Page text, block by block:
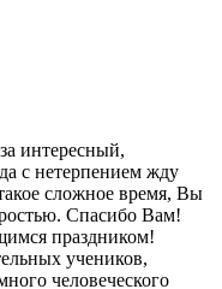
интересный,
с нетерпением жду
сложное время, Вы
Спасибо Вам!
праздником!
учеников,
человеческого